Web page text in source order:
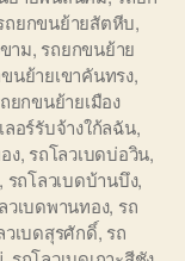
ถยกขนย้ายสัตหีบ,
าม, รถยกขนย้าย
นย้ายเขาคันทรง,
ยกขนย้ายเมือง
ลอร์รับจ้างใก้ลฉัน,
ง, รถโลวเบดบ่อวิน,
, รถโลวเบดบ้านบึง,
วเบดพานทอง, รถ
วเบดสุรศักดิ์, รถ